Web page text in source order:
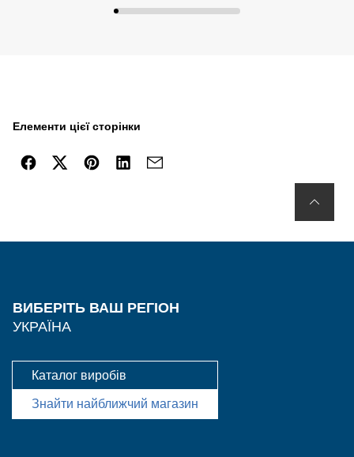
Елементи цієї сторінки
ВИБЕРІТЬ ВАШ РЕГІОН
УКРАЇНА
Каталог виробів
Знайти найближчий магазин